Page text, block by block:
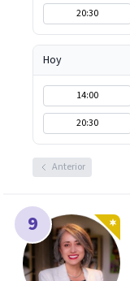
20:30
Hoy
14:00
20:30
Anterior
9